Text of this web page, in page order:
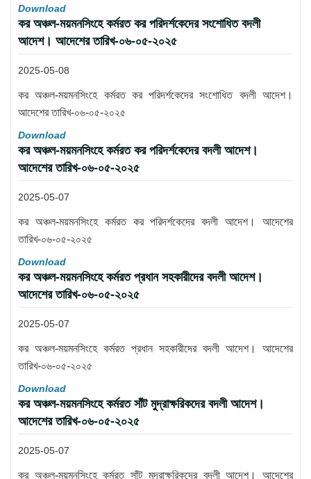
Download
কর অঞ্চল-ময়মনসিংহে কর্মরত কর পরিদর্শকেদের সংশোধিত বদলী
আদেশ। আদেশের তারিখ-০৬-০৫-২০২৫
2025-05-08
কর অঞ্চল-ময়মনসিংহে কর্মরত কর পরিদর্শকেদের সংশোধিত বদলী আদেশ।
আদেশের তারিখ-০৬-০৫-২০২৫
Download
কর অঞ্চল-ময়মনসিংহে কর্মরত কর পরিদর্শকেদের বদলী আদেশ।
আদেশের তারিখ-০৬-০৫-২০২৫
2025-05-07
কর অঞ্চল-ময়মনসিংহে কর্মরত কর পরিদর্শকেদের বদলী আদেশ। আদেশের
তারিখ-০৬-০৫-২০২৫
Download
কর অঞ্চল-ময়মনসিংহে কর্মরত প্রধান সহকারীদের বদলী আদেশ।
আদেশের তারিখ-০৬-০৫-২০২৫
2025-05-07
কর অঞ্চল-ময়মনসিংহে কর্মরত প্রধান সহকারীদের বদলী আদেশ। আদেশের
তারিখ-০৬-০৫-২০২৫
Download
কর অঞ্চল-ময়মনসিংহে কর্মরত সাঁট মুদ্রাক্ষরিকদের বদলী আদেশ।
আদেশের তারিখ-০৬-০৫-২০২৫
2025-05-07
কর অঞ্চল-ময়মনসিংহে কর্মরত সাঁট মুদ্রাক্ষরিকদের বদলী আদেশ। আদেশের